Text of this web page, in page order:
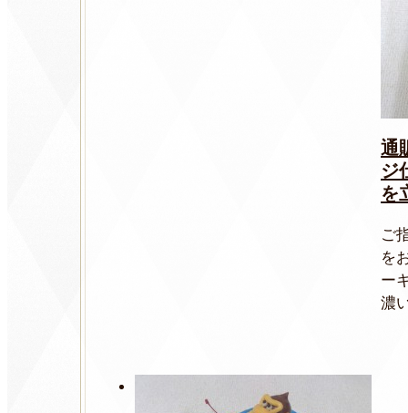
通
ジ
を
ご
を
ー
濃